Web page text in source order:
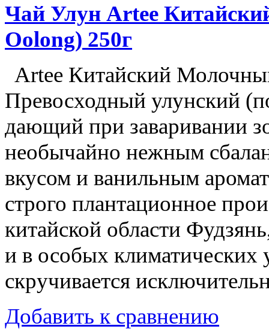
Чай Улун Artee
Oolong) 250г
Artee Китайский
Превосходный улунский
дающий при заваривании
необычайно нежным
вкусом и ванильным
строго плантационное
китайской области
и в особых климатических
скручивается
Добавить к сравнению